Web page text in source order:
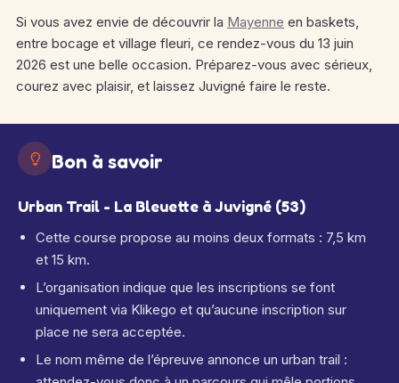
Si vous avez envie de découvrir la Mayenne en baskets,
entre bocage et village fleuri, ce rendez-vous du 13 juin
2026 est une belle occasion. Préparez-vous avec sérieux,
courez avec plaisir, et laissez Juvigné faire le reste.
Bon à savoir
Urban Trail - La Bleuette à Juvigné (53)
Cette course propose au moins deux formats : 7,5 km
et 15 km.
L’organisation indique que les inscriptions se font
uniquement via Klikego et qu’aucune inscription sur
place ne sera acceptée.
Le nom même de l’épreuve annonce un urban trail :